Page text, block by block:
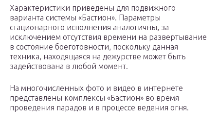
Характеристики приведены для подвижного
варианта системы «Бастион». Параметры
стационарного исполнения аналогичны, за
исключением отсутствия времени на развертывание
в состояние боеготовности, поскольку данная
техника, находящаяся на дежурстве может быть
задействована в любой момент.
На многочисленных фото и видео в интернете
представлены комплексы «Бастион» во время
проведения парадов и в процессе ведения огня.